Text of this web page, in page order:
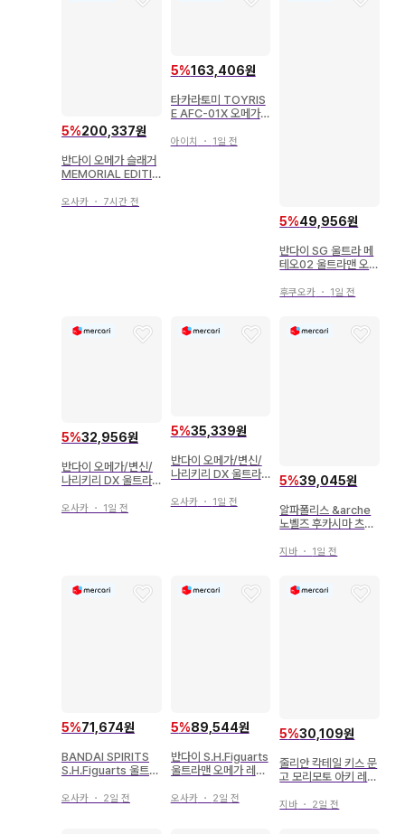
5%200,337원
반다이 오메가 슬래거
MEMORIAL EDITIO
오사카 ・ 7시간 전
5%163,406원
타카라토미 TOYRIS
E AFC-01X 오메가
아이치 ・ 1일 전
5%49,956원
반다이 SG 울트라 메
테오02 울트라맨 오메
후쿠오카 ・ 1일 전
5%32,956원
반다이 오메가/변신/
나리키리 DX 울트라
거 전사 세트 02
오사카 ・ 1일 전
5%35,339원
반다이 오메가/변신/
나리키리 DX 울트라
아머 세트 01
오사카・ 1일 전
5%39,045원
알파폴리스 &arche
노벨즈 후카시마 츠즈
착 알파의 팔 안에서
지바 ・ 1일 전
5%71,674원
BANDAI SPIRITS
S.H.Figuarts 울트라
오사카 ・ 2일 전
5%89,544원
반다이 S.H.Figuarts
울트라맨 오메가 레키
오사카・ 2일 전
5%30,109원
줄리안 칵테일 키스 문
고 모리모토 아키 레어
지바 ・ 2일 전